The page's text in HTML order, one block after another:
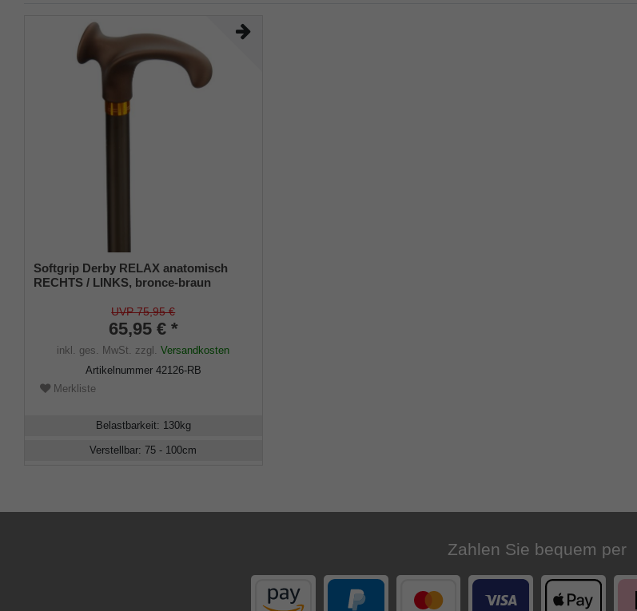
Softgrip Derby RELAX anatomisch
RECHTS / LINKS, bronce-braun
UVP 75,95 €
65,95 € *
inkl. ges. MwSt. zzgl.Versandkosten
Artikelnummer 42126-RB
Merkliste
Belastbarkeit: 130kg
Verstellbar: 75 - 100cm
Zahlen Sie bequem per